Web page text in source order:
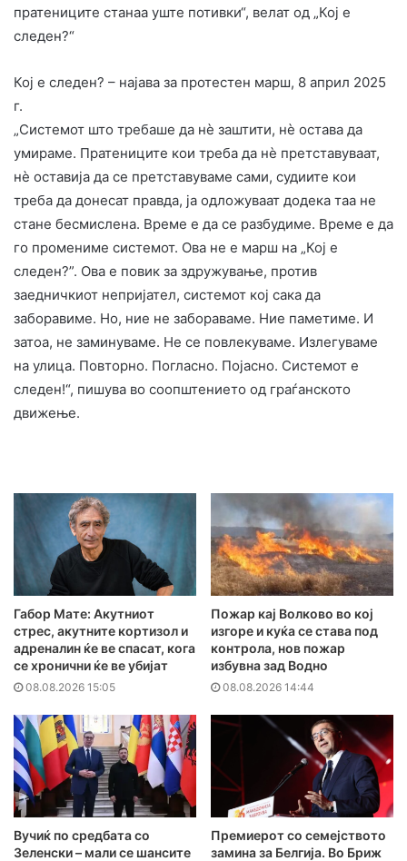
пратениците станаа уште потивки“, велат од „Кој е
следен?“
Кој е следен? – најава за протестен марш, 8 април 2025
г.
„Системот што требаше да нè заштити, нѐ остава да
умираме. Пратениците кои треба да нѐ претставуваат,
нѐ оставија да се претставуваме сами, судиите кои
треба да донесат правда, ја одложуваат додека таа не
стане бесмислена. Време е да се разбудиме. Време е да
го промениме системот. Ова не е марш на „Кој е
следен?”. Ова е повик за здружување, против
заедничкиот непријател, системот кој сака да
заборавиме. Но, ние не забораваме. Ние паметиме. И
затоа, не заминуваме. Не се повлекуваме. Излегуваме
на улица. Повторно. Погласно. Појасно. Системот е
следен!“, пишува во соопштението од граѓанското
движење.
Габор Мате: Акутниот
стрес, акутните кортизол и
адреналин ќе ве спасат, кога
се хронични ќе ве убијат
08.08.2026 15:05
Пожар кај Волково во кој
изгоре и куќа се става под
контрола, нов пожар
избувна зад Водно
08.08.2026 14:44
Вучиќ по средбата со
Зеленски – мали се шансите
Премиерот со семејството
замина за Белгија. Во Бриж